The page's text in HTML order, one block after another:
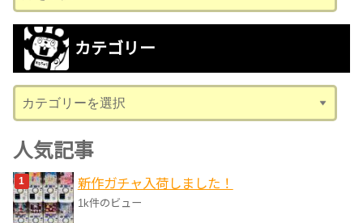
ー
カ
ブ
カテゴリー
テ
ゴ
リ
ー
人気記事
新作ガチャ入荷しました！
1k件のビュー